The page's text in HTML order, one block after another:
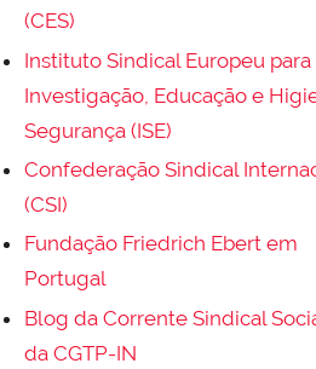
(CES)
Instituto Sindical Europeu para
Investigação, Educação e
Segurança (ISE)
Confederação Sindical
(CSI)
Fundação Friedrich Ebert em
Portugal
Blog da Corrente Sindical
da CGTP-IN